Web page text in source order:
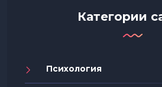
Категории
Психология